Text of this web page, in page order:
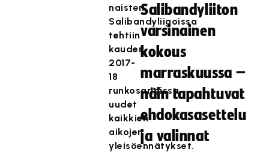
naisten
Salibandyliigoissa
tehtiin
kauden
2017-
18
runkosarjoissa
uudet
kaikkien
aikojen
yleisöennätykset.
Salibandyliiton
varsinainen
kokous
marraskuussa –
näin tapahtuvat
ehdokasasettelu
ja valinnat